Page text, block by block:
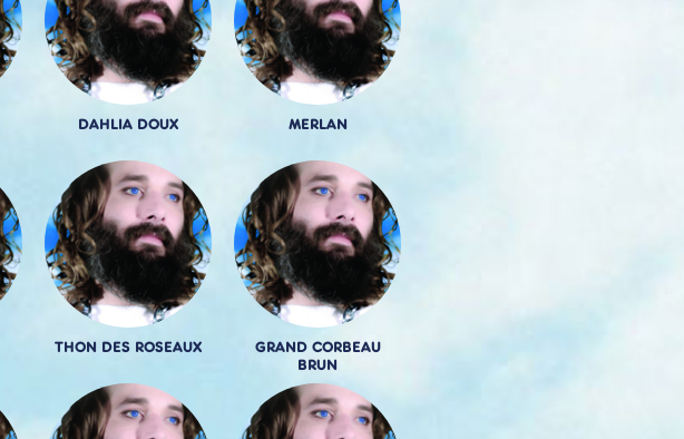
DAHLIA DOUX MERLAN
THON DES ROSEAUX
GRAND CORBEAU
BRUN